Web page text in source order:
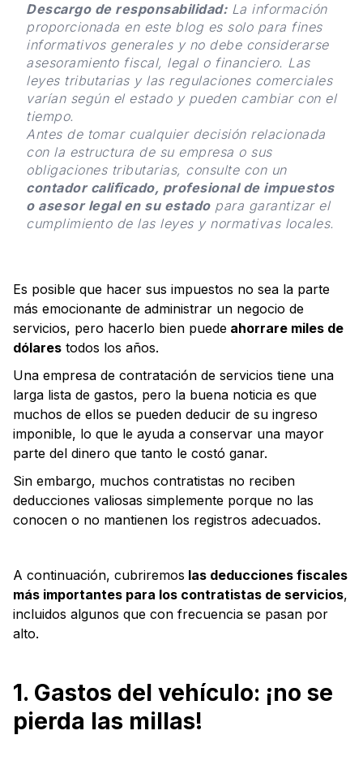
Descargo de responsabilidad:La información
proporcionada en este blog es solo para fines
informativos generales y no debe considerarse
asesoramiento fiscal, legal o financiero. Las
leyes tributarias y las regulaciones comerciales
varían según el estado y pueden cambiar con el
tiempo.
Antes de tomar cualquier decisión relacionada
con la estructura de su empresa o sus
obligaciones tributarias, consulte con un
contador calificado, profesional de impuestos
o asesor legal en su estadopara garantizar el
cumplimiento de las leyes y normativas locales.
Es posible que hacer sus impuestos no sea la parte
más emocionante de administrar un negocio de
servicios, pero hacerlo bien puede ahorrare miles de
dólares todos los años.
Una empresa de contratación de servicios tiene una
larga lista de gastos, pero la buena noticia es que
muchos de ellos se pueden deducir de su ingreso
imponible, lo que le ayuda a conservar una mayor
parte del dinero que tanto le costó ganar.
Sin embargo, muchos contratistas no reciben
deducciones valiosas simplemente porque no las
conocen o no mantienen los registros adecuados.
A continuación, cubriremos las deducciones fiscales
más importantes para los contratistas de servicios,
incluidos algunos que con frecuencia se pasan por
alto.
1. Gastos del vehículo: ¡no se
pierda las millas!